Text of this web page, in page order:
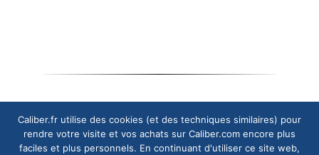
Copyright © 2024 Caliber Europe B.V.
Caliber.fr utilise des cookies (et des techniques similaires) pour
rendre votre visite et vos achats sur Caliber.com encore plus
faciles et plus personnels. En continuant d'utiliser ce site web,